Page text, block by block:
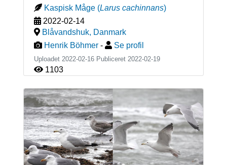
Kaspisk Måge (Larus cachinnans)
2022-02-14
Blåvandshuk, Danmark
Henrik Böhmer - Se profil
Uploadet 2022-02-16 Publiceret 2022-02-19
1103